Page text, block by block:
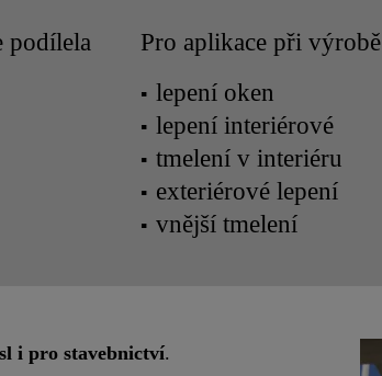
podílela
Pro aplikace při výrobě
lepení oken
lepení interiérové
tmelení v interiéru
exteriérové lepení
vnější tmelení
i pro stavebnictví.